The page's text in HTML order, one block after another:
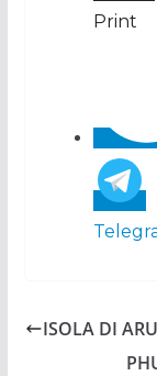
Print
ISOLA DI